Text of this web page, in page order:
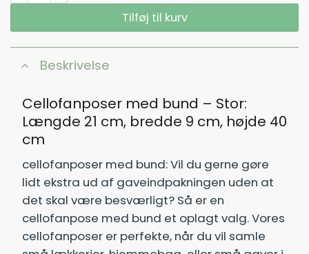
Tilføj til kurv
Beskrivelse
Cellofanposer med bund​ – Stor:
Længde 21 cm, bredde 9 cm, højde 40
cm
cellofanposer med bund​: Vil du gerne gøre
lidt ekstra ud af gaveindpakningen uden at
det skal være besværligt? Så er en
cellofanpose med bund et oplagt valg. Vores
cellofanposer er perfekte, når du vil samle